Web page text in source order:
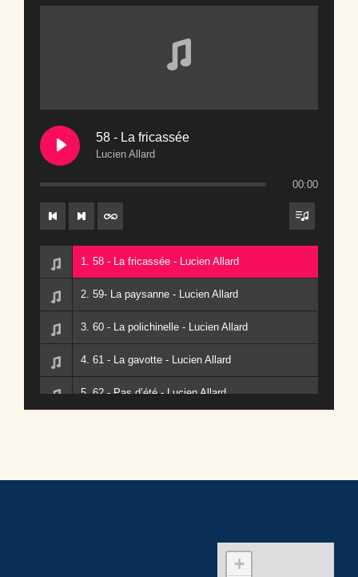
58 - La fricassée
Lucien Allard
00:00
1. 58 - La fricassée - Lucien Allard
2. 59- La paysanne - Lucien Allard
3. 60 - La polichinelle - Lucien Allard
4. 61 - La gavotte - Lucien Allard
5. 62 - Pas d’été - Lucien Allard
10. 67 - Pas d’été - 67 - Pas d’été +